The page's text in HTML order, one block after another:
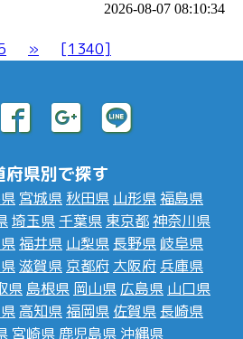
2026-08-07 08:10:34
» [1340]
府県別で探す
宮城県 秋田県 山形県福島県
埼玉県 千葉県 東京都神奈川県
福井県 山梨県 長野県 岐阜県
滋賀県 京都府 大阪府 兵庫県
県 島根県 岡山県 広島県 山口県
高知県福岡県 佐賀県 長崎県
宮崎県 鹿児島県 沖縄県